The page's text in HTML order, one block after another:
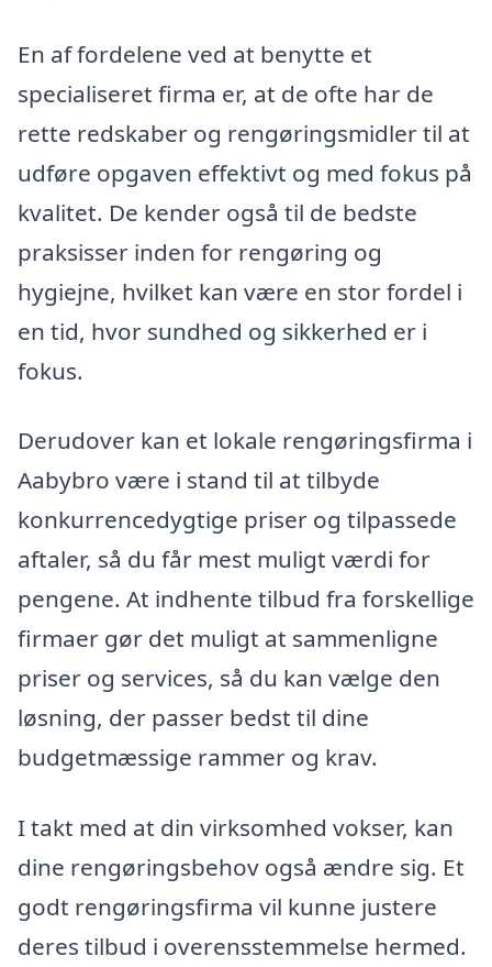
En af fordelene ved at benytte et
specialiseret firma er, at de ofte har de
rette redskaber og rengøringsmidler til at
udføre opgaven effektivt og med fokus på
kvalitet. De kender også til de bedste
praksisser inden for rengøring og
hygiejne, hvilket kan være en stor fordel i
en tid, hvor sundhed og sikkerhed er i
fokus.
Derudover kan et lokale rengøringsfirma i
Aabybro være i stand til at tilbyde
konkurrencedygtige priser og tilpassede
aftaler, så du får mest muligt værdi for
pengene. At indhente tilbud fra forskellige
firmaer gør det muligt at sammenligne
priser og services, så du kan vælge den
løsning, der passer bedst til dine
budgetmæssige rammer og krav.
I takt med at din virksomhed vokser, kan
dine rengøringsbehov også ændre sig. Et
godt rengøringsfirma vil kunne justere
deres tilbud i overensstemmelse hermed.